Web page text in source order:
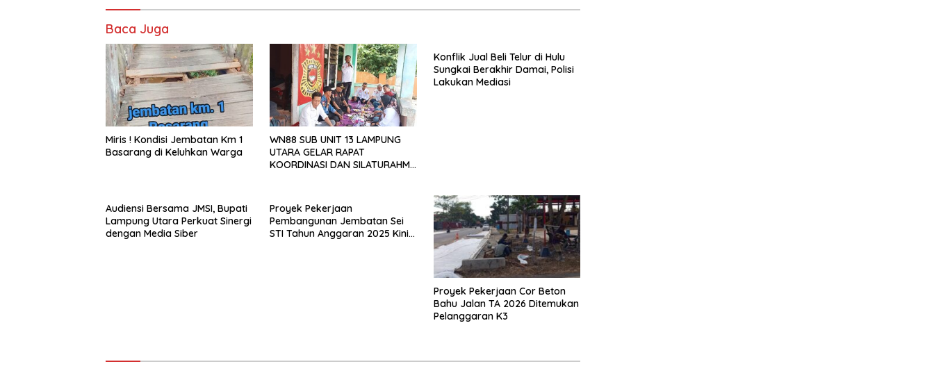
Baca Juga
Miris ! Kondisi Jembatan Km 1
Basarang di Keluhkan Warga
WN88 SUB UNIT 13 LAMPUNG
UTARA GELAR RAPAT
KOORDINASI DAN SILATURAHMI
Konflik Jual Beli Telur di Hulu
Sungkai Berakhir Damai, Polisi
Lakukan Mediasi
Audiensi Bersama JMSI, Bupati
Lampung Utara Perkuat Sinergi
dengan Media Siber
Proyek Pekerjaan
Pembangunan Jembatan Sei
STI Tahun Anggaran 2025 Kini
Proyek Pekerjaan Cor Beton
Bahu Jalan TA 2026 Ditemukan
Pelanggaran K3